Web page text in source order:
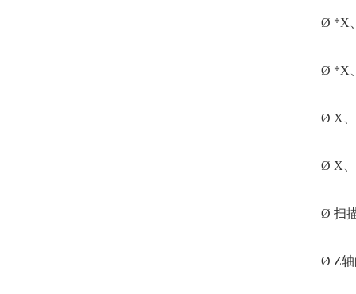
Ø *X
Ø *X
Ø X、
Ø X、
Ø 扫
Ø Z轴